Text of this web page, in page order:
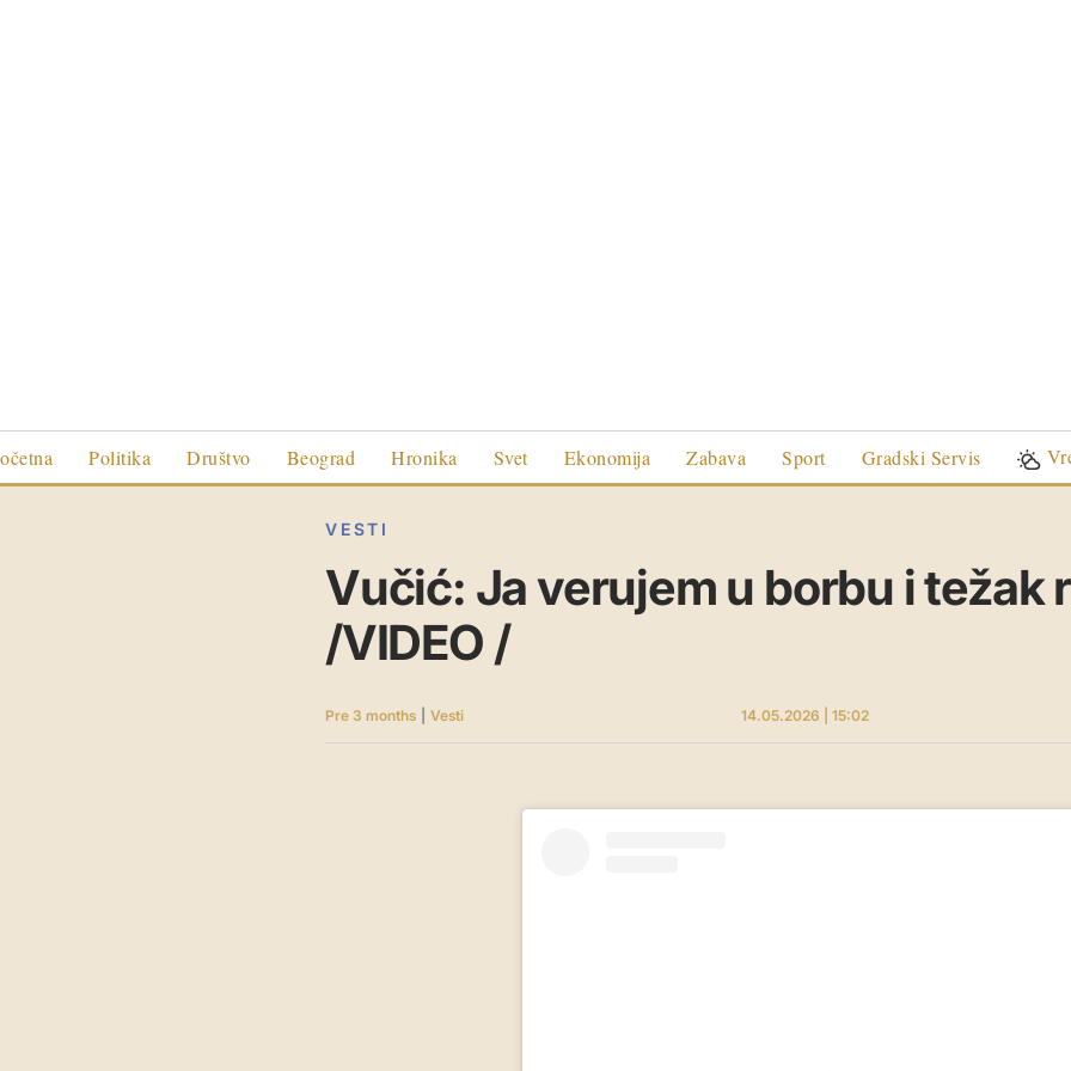
Politika Društvo Beograd Hronika Svet Ekonomija Zabava Sport Gradski Servis
VESTI
Vučić: Ja verujem u borbu i težak
/VIDEO /
Pre 3 months Vesti 14.05.2026 | 15:02